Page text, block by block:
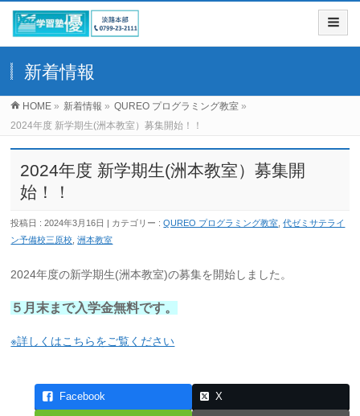
新着情報
HOME » 新着情報 » QUREO プログラミング教室 »
2024年度 新学期生(洲本教室）募集開始！！
2024年度 新学期生(洲本教室）募集開
始！！
投稿日 : 2024年3月16日 カテゴリー :QUREO プログラミング教室 ,代ゼミサテライ
ン予備校三原校 ,洲本教室
2024年度の新学期生(洲本教室)の募集を開始しました。
５月末まで入学金無料です。
※詳しくはこちらをご覧ください
Facebook X